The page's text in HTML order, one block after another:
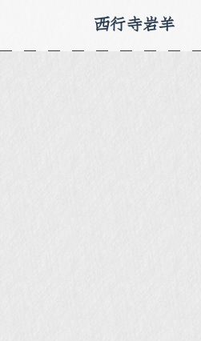
西行寺岩羊